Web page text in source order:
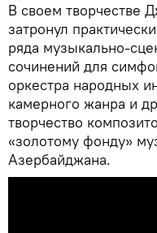
В своем творчестве
затронул
ряда музыкально-
сочинений для
оркестра народных
камерного жанра и
творчество
«золотому фонду»
Азербайджана.